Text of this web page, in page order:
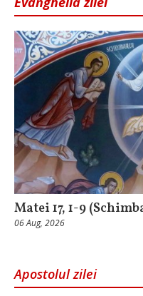
Matei 17, 1-9
06 Aug, 2026
Apostolul zilei